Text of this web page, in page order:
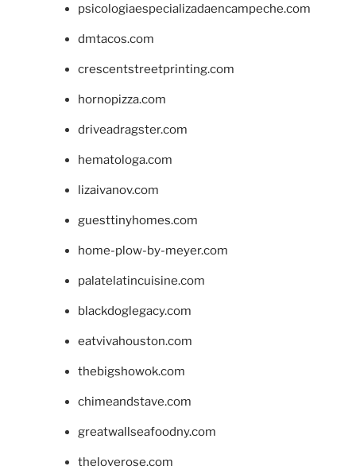
psicologiaespecializadaencampeche.com
dmtacos.com
crescentstreetprinting.com
hornopizza.com
driveadragster.com
hematologa.com
lizaivanov.com
guesttinyhomes.com
home-plow-by-meyer.com
palatelatincuisine.com
blackdoglegacy.com
eatvivahouston.com
thebigshowok.com
chimeandstave.com
greatwallseafoodny.com
theloverose.com